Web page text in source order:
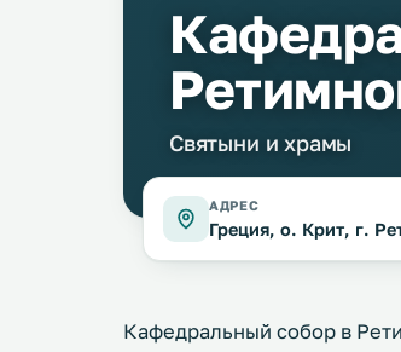
Святыни и храмы
АДРЕС
Греция, о. Крит, г.
Кафедральный собор в